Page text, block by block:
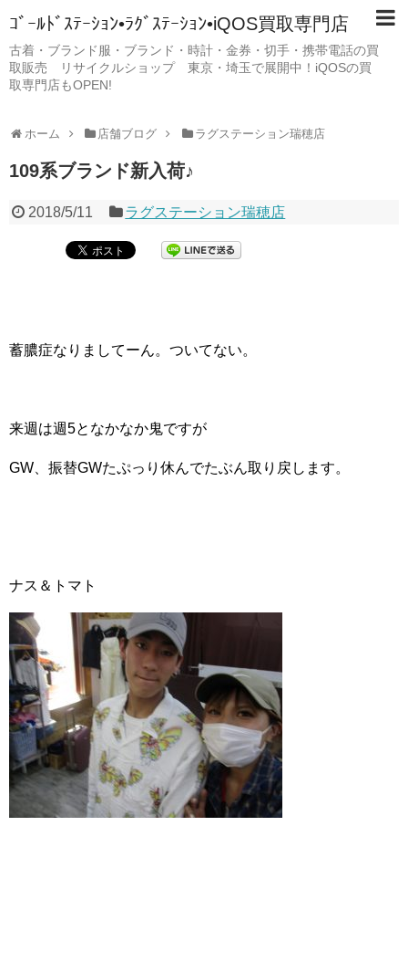
ｺﾞｰﾙﾄﾞｽﾃｰｼｮﾝ•ﾗｸﾞｽﾃｰｼｮﾝ•iQOS買取専門店
古着・ブランド服・ブランド・時計・金券・切手・携帯電話の買
取販売 リサイクルショップ 東京・埼玉で展開中！iQOSの買
取専門店もOPEN!
ホーム 店舗ブログ ラグステーション瑞穂店
109系ブランド新入荷♪
2018/5/11 ラグステーション瑞穂店
蓄膿症なりましてーん。ついてない。
来週は週5となかなか鬼ですが
GW、振替GWたぷっり休んでたぶん取り戻します。
ナス＆トマト